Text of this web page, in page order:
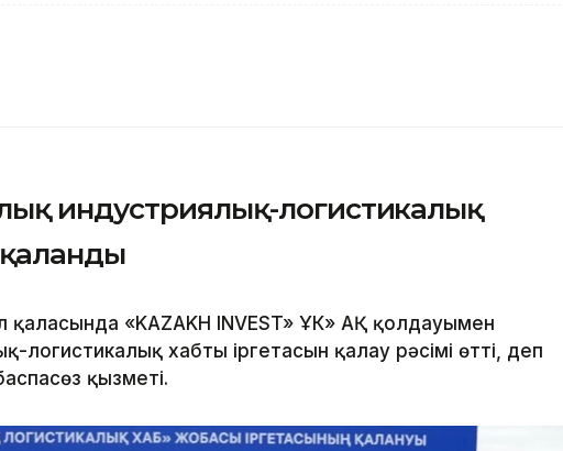
индустриялық-логистикалық
қаласында «KAZAKH INVEST» ҰК» АҚ қолдауымен
логистикалық хабтың іргетасын қалау рәсімі өтті, деп
қызметі.